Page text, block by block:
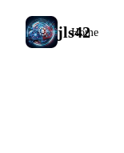
jls42
Home